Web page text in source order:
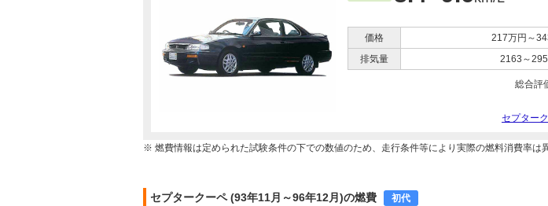
価格
217万円～
排気量
2163～
総合評
セプター
※ 燃費情報は定められた試験条件の下での数値のため、走行条件等により実際の燃料消費率は
セプタークーペ (93年11月～96年12月)の燃費 初代